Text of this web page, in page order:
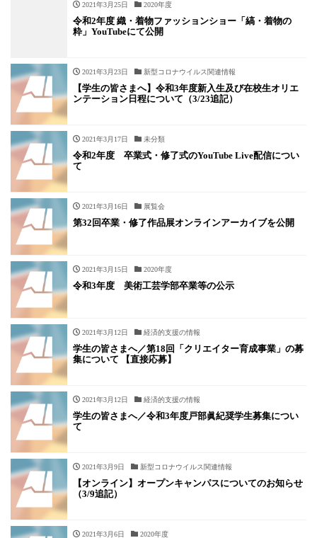
2021年3月25日 2020年度
令和2年度 織・着物ファッションショー「縞・着物の
粋」YouTubeにて公開
2021年3月23日 新型コロナウイルス関連情報
【学生の皆さまへ】令和3年度新入生及び在校生オリエ
ンテーション日程について（3/23追記）
2021年3月17日 未分類
令和2年度 卒業式・修了式のYouTube Live配信につい
て
2021年3月16日 展覧会
第32回卒業・修了作品展オンラインアーカイブを公開
2021年3月15日 2020年度
令和3年度 美術工芸学部卒業等の公示
2021年3月12日 経済的支援の情報
学生の皆さまへ／第18回「クリエイター育成事業」の募
集について 【直接応募】
2021年3月12日 経済的支援の情報
学生の皆さまへ／令和3年度戸部眞紀奨学生募集につい
て
2021年3月9日 新型コロナウイルス関連情報
【オンライン】オープンキャンパスについてのお知らせ
（3/9追記）
2021年3月6日 2020年度